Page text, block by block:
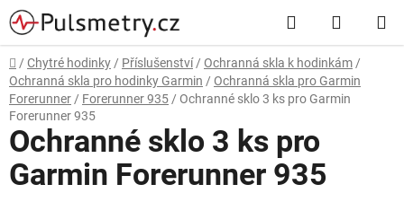
Přejít
na
obsah
Hledat
KOŠÍK
Domů
/ Chytré hodinky / Příslušenství / Ochranná skla k hodinkám /
Ochranná skla pro hodinky Garmin / Ochranná skla pro Garmin
Forerunner / Forerunner 935 / Ochranné sklo 3 ks pro Garmin
Forerunner 935
Ochranné sklo 3 ks pro
Garmin Forerunner 935